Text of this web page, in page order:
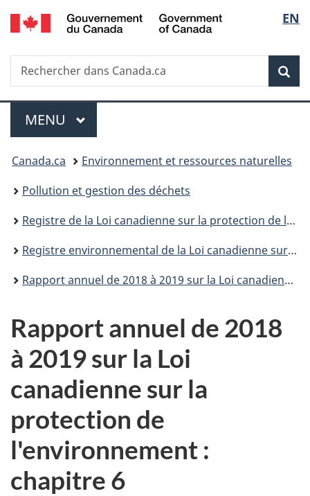
Passer
au
principal
Passer
à
Au
du
Passer
à
version
simplifiée
de
la
EN
Recherche
Rechercher
dans
Menu
MENU PRINCIPAL
Vous
êtes
ici :
Canada.ca
Environnement et ressources naturelles
Pollution et gestion des déchets
Registre de la Loi canadienne sur la protection de l’environnement
Registre environnemental de la Loi canadienne sur la protection de l’environnement : publications
Rapport annuel de 2018 à 2019 sur la Loi canadienne sur la protection de l'environnement
Rapport annuel de 2018
à 2019 sur la Loi
canadienne sur la
protection de
l'environnement :
chapitre 6